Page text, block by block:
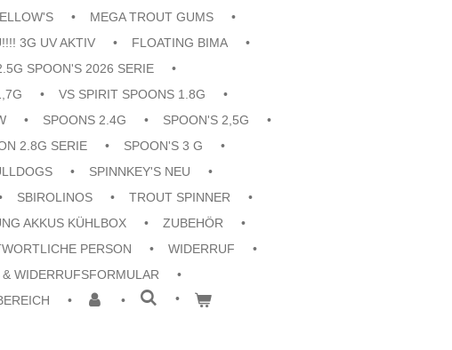
MEGA TROUT GUMS
3G UV AKTIV
FLOATING BIMA
SPOON'S 2026 SERIE
VS SPIRIT SPOONS 1.8G
SPOONS 2.4G
SPOON'S 2,5G
2.8G SERIE
SPOON'S 3 G
SPINNKEY'S NEU
SBIROLINOS
TROUT SPINNER
AKKUS KÜHLBOX
ZUBEHÖR
PERSON
WIDERRUF
WIDERRUFSFORMULAR